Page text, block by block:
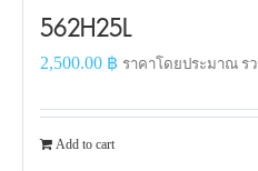
562H25L
2,500.00 ฿ ราคาโดยประมาณ ร
Add to cart